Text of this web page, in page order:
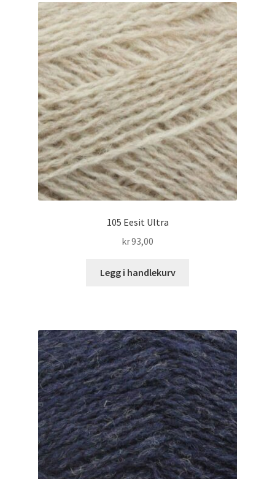
105 Eesit Ultra
kr93,00
Legg i handlekurv